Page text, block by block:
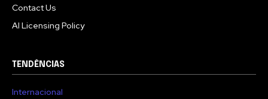
Contact Us
AI Licensing Policy
TENDÊNCIAS
Internacional